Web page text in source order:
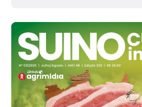
cx
Ovo Branco - Regional
Branco
R$ 145,34
cx
Ovo Vermelho - Regional